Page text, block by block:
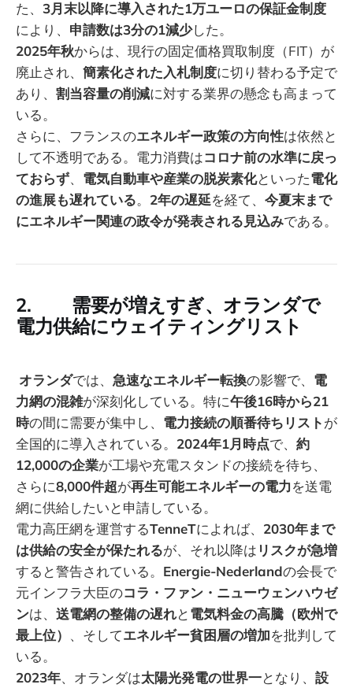
た、 3月末以降に導入された1万ユーロの保証金制度
により、 申請数は3分の1減少した。
2025年秋からは、現行の固定価格買取制度（FIT）が
廃止され、 簡素化された入札制度に切り替わる予定で
あり、 割当容量の削減に対する業界の懸念も高まって
いる。
さらに、フランスのエネルギー政策の方向性は依然と
して不透明である。電力消費はコロナ前の水準に戻っ
ておらず、 電気自動車や産業の脱炭素化といった電化
の進展も遅れている。 2年の遅延を経て、 今夏末まで
にエネルギー関連の政令が発表される見込みである。
2. 需要が増えすぎ、オランダで
電力供給にウェイティングリスト
オランダでは、 急速なエネルギー転換の影響で、 電
力網の混雑が深刻化している。特に午後16時から21
時の間に需要が集中し、 電力接続の順番待ちリストが
全国的に導入されている。 2024年1月時点で、 約
12,000の企業が工場や充電スタンドの接続を待ち、
さらに8,000件超が再生可能エネルギーの電力を送電
網に供給したいと申請している。
電力高圧網を運営するTenneTによれば、 2030年まで
は供給の安全が保たれるが、それ以降は リスクが急増
すると警告されている。 Energie-Nederlandの会長で
元インフラ大臣のコラ・ファン・ニューウェンハウゼ
ンは、 送電網の整備の遅れと電気料金の高騰（欧州で
最上位） 、そしてエネルギー貧困層の増加を批判して
いる。
2023年、オランダは太陽光発電の世界一となり、 設